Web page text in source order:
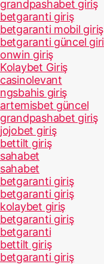
grandpashabet giriş
betgaranti giriş
betgaranti mobil giriş
betgaranti güncel
onwin giriş
Kolaybet Giriş
casinolevant
ngsbahis giriş
artemisbet güncel
grandpashabet giriş
jojobet giriş
bettilt giriş
sahabet
sahabet
betgaranti giriş
betgaranti giriş
kolaybet giriş
betgaranti giriş
betgaranti
bettilt giriş
betgaranti giriş